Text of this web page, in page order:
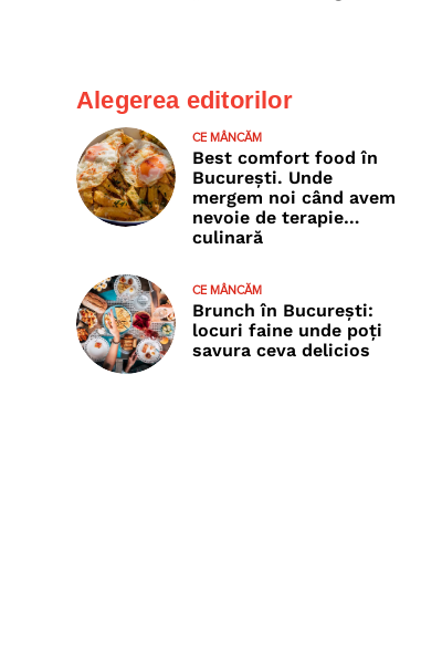
Alegerea editorilor
CE MÂNCĂM
Best comfort food în
București. Unde
mergem noi când avem
nevoie de terapie…
culinară
CE MÂNCĂM
Brunch în București:
locuri faine unde poţi
savura ceva delicios